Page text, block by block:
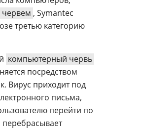
червем , Symantec
третью категорию
компьютерный червь
посредством
Вирус приходит под
письма,
перейти по
перебрасывает